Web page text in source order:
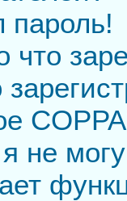
пароль!
что
не